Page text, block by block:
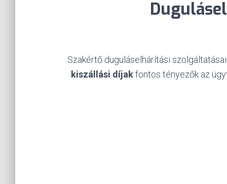
Szakértő duguláselhárítási
kiszállási díjakfontos tényezők az